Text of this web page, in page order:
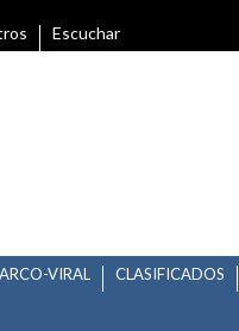
Escuchar
ARCO-VIRAL
CLASIFICADOS